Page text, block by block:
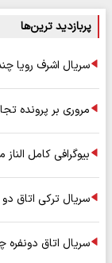
پربازدید ترین‌ها
سریال اشرف رویا
مروری بر پرونده
بیوگرافی کامل
سریال ترکی اتاق
سریال اتاق